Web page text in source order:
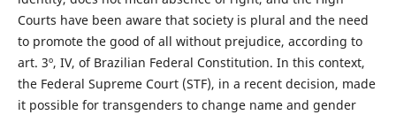
Courts have been aware that society is plural and the need
to promote the good of all without prejudice, according to
art. 3º, IV, of Brazilian Federal Constitution. In this context,
the Federal Supreme Court (STF), in a recent decision, made
it possible for transgenders to change name and gender